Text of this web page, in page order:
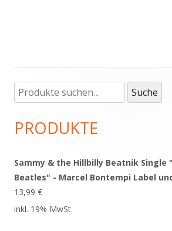
Haupt-
Seitenleiste
Suche
nach:
Suche
PRODUKTE
Sammy & the Hillbilly Beatnik Single
Beatles" - Marcel Bontempi Label
13,99 €
inkl. 19% MwSt.